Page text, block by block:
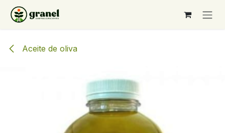
Ir al contenido
Aceite de oliva